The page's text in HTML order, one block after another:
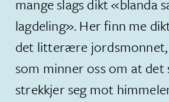
mange slags dikt «blanda
lagdeling». Her finn me
det litterære jordsmonnet,
som minner oss om at
strekkjer seg mot